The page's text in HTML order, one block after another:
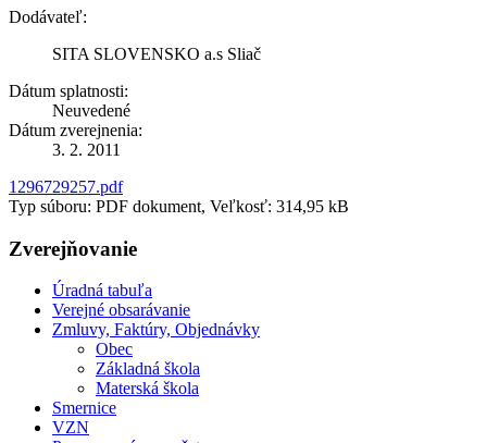
Dodávateľ:
SITA SLOVENSKO a.s Sliač
Dátum splatnosti:
Neuvedené
Dátum zverejnenia:
3. 2. 2011
1296729257.pdf
Typ súboru: PDF dokument, Veľkosť: 314,95 kB
Zverejňovanie
Úradná tabuľa
Verejné obsarávanie
Zmluvy, Faktúry, Objednávky
Obec
Základná škola
Materská škola
Smernice
VZN